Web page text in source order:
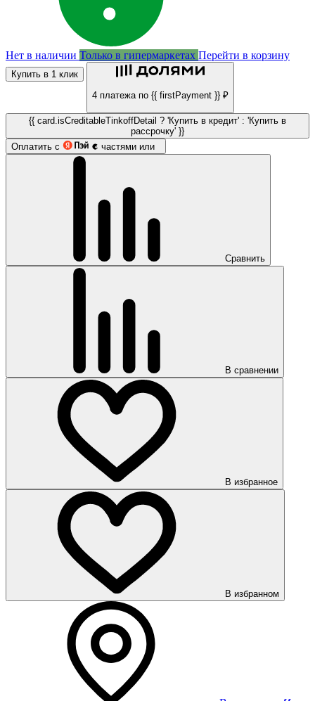
Нет в наличии Только в гипермаркетах Перейти в корзину
Купить в 1 клик
4 платежа по {{ firstPayment }} ₽
{{ card.isCreditableTinkoffDetail ? 'Купить в кредит' : 'Купить в
рассрочку' }}
Оплатить с
частями или
Сравнить
В сравнении
В избранное
В избранном